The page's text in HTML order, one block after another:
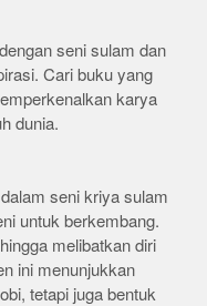
seni sulam dan
Cari buku yang
karya
dunia.
seni kriya sulam
untuk berkembang.
melibatkan diri
ini menunjukkan
tetapi juga bentuk